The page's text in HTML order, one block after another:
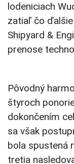
lodeniciach
zatiaľ čo
Shipyard &
prenose
Pôvodný
štyroch
dokončením
sa však
bola spustená
tretia